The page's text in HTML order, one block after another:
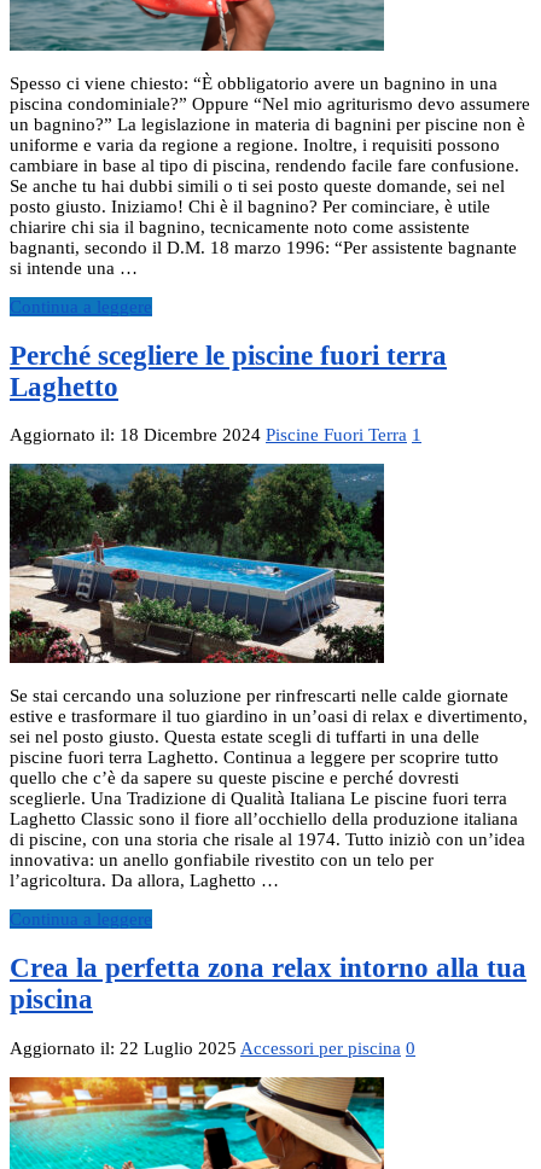
Spesso ci viene chiesto: “È obbligatorio avere un bagnino in una
piscina condominiale?” Oppure “Nel mio agriturismo devo assumere
un bagnino?” La legislazione in materia di bagnini per piscine non è
uniforme e varia da regione a regione. Inoltre, i requisiti possono
cambiare in base al tipo di piscina, rendendo facile fare confusione.
Se anche tu hai dubbi simili o ti sei posto queste domande, sei nel
posto giusto. Iniziamo! Chi è il bagnino? Per cominciare, è utile
chiarire chi sia il bagnino, tecnicamente noto come assistente
bagnanti, secondo il D.M. 18 marzo 1996: “Per assistente bagnante
si intende una …
Continua a leggere
Perché scegliere le piscine fuori terra
Laghetto
Aggiornato il: 18 Dicembre 2024 Piscine Fuori Terra 1
Se stai cercando una soluzione per rinfrescarti nelle calde giornate
estive e trasformare il tuo giardino in un’oasi di relax e divertimento,
sei nel posto giusto. Questa estate scegli di tuffarti in una delle
piscine fuori terra Laghetto. Continua a leggere per scoprire tutto
quello che c’è da sapere su queste piscine e perché dovresti
sceglierle. Una Tradizione di Qualità Italiana Le piscine fuori terra
Laghetto Classic sono il fiore all’occhiello della produzione italiana
di piscine, con una storia che risale al 1974. Tutto iniziò con un’idea
innovativa: un anello gonfiabile rivestito con un telo per
l’agricoltura. Da allora, Laghetto …
Continua a leggere
Crea la perfetta zona relax intorno alla tua
piscina
Aggiornato il: 22 Luglio 2025 Accessori per piscina 0